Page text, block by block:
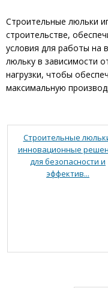
Строительные люльки
строительстве,
условия для работы на
люльку в зависимости
нагрузки, чтобы
максимальную
Строительные
инновационные
для безопасности и
эффектив...